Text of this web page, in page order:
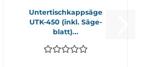
Un­ter­tisch­kapp­sä­ge
UTK-​450 (inkl. Sä­ge­
blatt)...